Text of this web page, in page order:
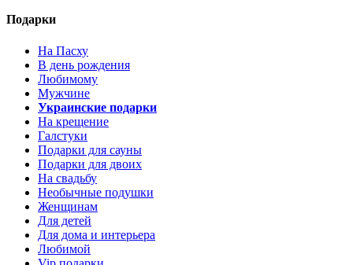
Подарки
На Пасху
В день рождения
Любимому
Мужчине
Украинские подарки
На крещение
Галстуки
Подарки для сауны
Подарки для двоих
На свадьбу
Необычные подушки
Женщинам
Для детей
Для дома и интерьера
Любимой